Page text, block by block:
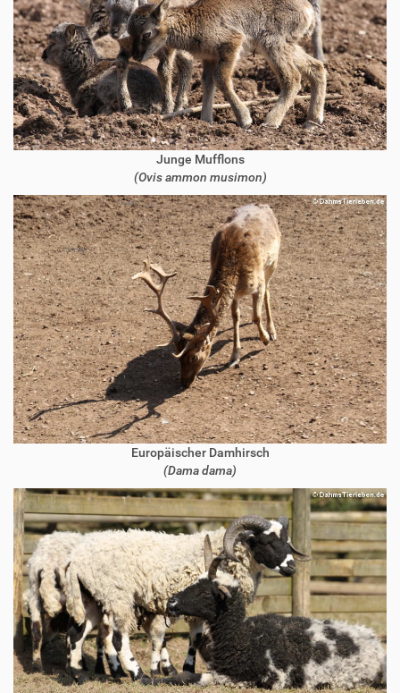
Junge Mufflons
(Ovis ammon musimon)
Europäischer Damhirsch
(Dama dama)